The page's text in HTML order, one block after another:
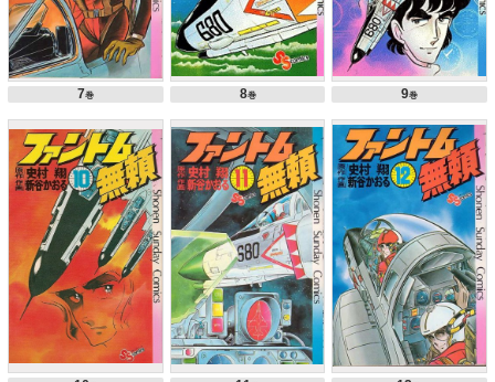
7巻 8巻 9巻